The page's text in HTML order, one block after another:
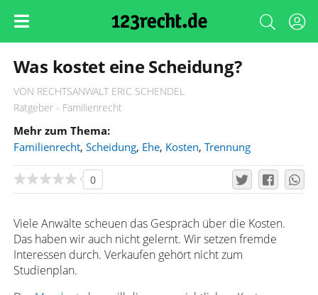
Was kostet eine Scheidung?
VON RECHTSANWALT ERIC SCHENDEL
Ratgeber - Familienrecht
Mehr zum Thema:
Familienrecht, Scheidung, Ehe, Kosten, Trennung
0
Viele Anwälte scheuen das Gespräch über die Kosten.
Das haben wir auch nicht gelernt. Wir setzen fremde
Interessen durch. Verkaufen gehört nicht zum
Studienplan.